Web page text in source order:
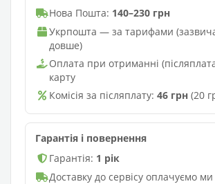
Нова Пошта: 140–230 грн
Укрпошта — за тарифами
довше)
Оплата при отриманні
карту
Комісія за післяплату: 46 грн (20
Гарантія і повернення
Гарантія: 1 рік
Доставку до сервісу оплачуємо ми